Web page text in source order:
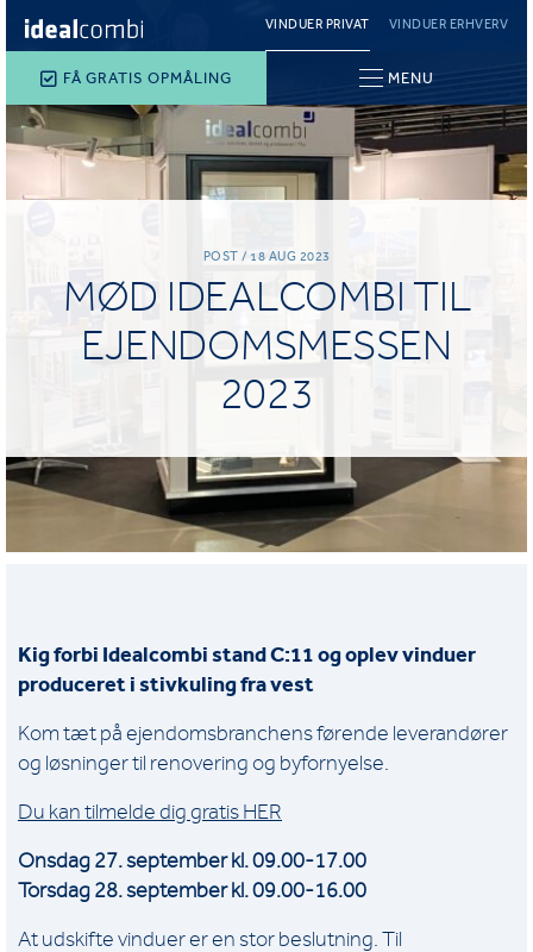
VINDUER PRIVAT VINDUER ERHVERV
FÅ GRATIS OPMÅLING MENU
POST / 18 AUG 2023
MØD IDEALCOMBI TIL
EJENDOMSMESSEN
2023
Kig forbi Idealcombi stand C:11 og oplev vinduer
produceret i stivkuling fra vest
Kom tæt på ejendomsbranchens førende leverandører
og løsninger til renovering og byfornyelse.
Du kan tilmelde dig gratis HER
Onsdag 27. september kl. 09.00-17.00
Torsdag 28. september kl. 09.00-16.00
At udskifte vinduer er en stor beslutning. Til